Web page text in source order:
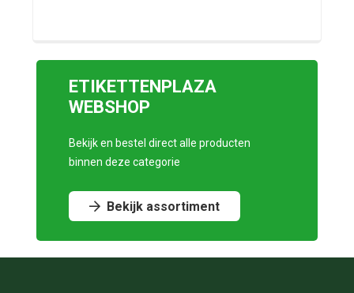
ETIKETTENPLAZA
WEBSHOP
Bekijk en bestel direct alle producten
binnen deze categorie
Bekijk assortiment